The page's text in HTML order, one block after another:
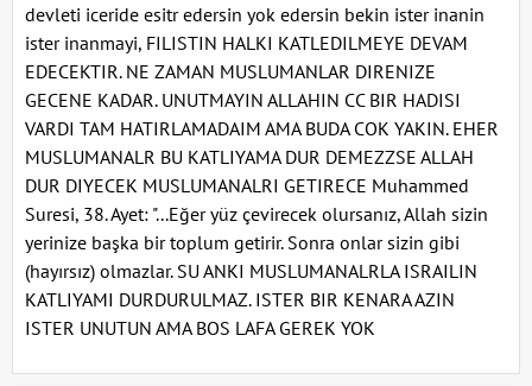
devleti iceride esitr edersin yok edersin bekin ister inanin
ister inanmayi, FILISTIN HALKI KATLEDILMEYE DEVAM
EDECEKTIR. NE ZAMAN MUSLUMANLAR DIRENIZE
GECENE KADAR. UNUTMAYIN ALLAHIN CC BIR HADISI
VARDI TAM HATIRLAMADAIM AMA BUDA COK YAKIN. EHER
MUSLUMANALR BU KATLIYAMA DUR DEMEZZSE ALLAH
DUR DIYECEK MUSLUMANALRI GETIRECE Muhammed
Suresi, 38. Ayet: "...Eğer yüz çevirecek olursanız, Allah sizin
yerinize başka bir toplum getirir. Sonra onlar sizin gibi
(hayırsız) olmazlar. SU ANKI MUSLUMANALRLA ISRAILIN
KATLIYAMI DURDURULMAZ. ISTER BIR KENARA AZIN
ISTER UNUTUN AMA BOS LAFA GEREK YOK